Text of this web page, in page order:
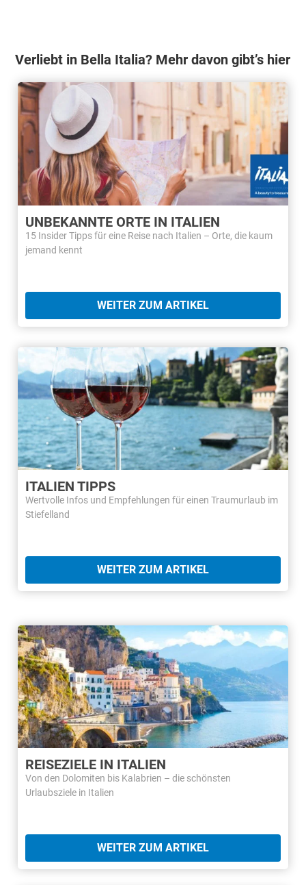
Verliebt in Bella Italia? Mehr davon gibt’s hier
UNBEKANNTE ORTE IN ITALIEN
15 Insider Tipps für eine Reise nach Italien – Orte, die kaum
jemand kennt
WEITER ZUM ARTIKEL
ITALIEN TIPPS
Wertvolle Infos und Empfehlungen für einen Traumurlaub im
Stiefelland
WEITER ZUM ARTIKEL
REISEZIELE IN ITALIEN
Von den Dolomiten bis Kalabrien – die schönsten
Urlaubsziele in Italien
WEITER ZUM ARTIKEL